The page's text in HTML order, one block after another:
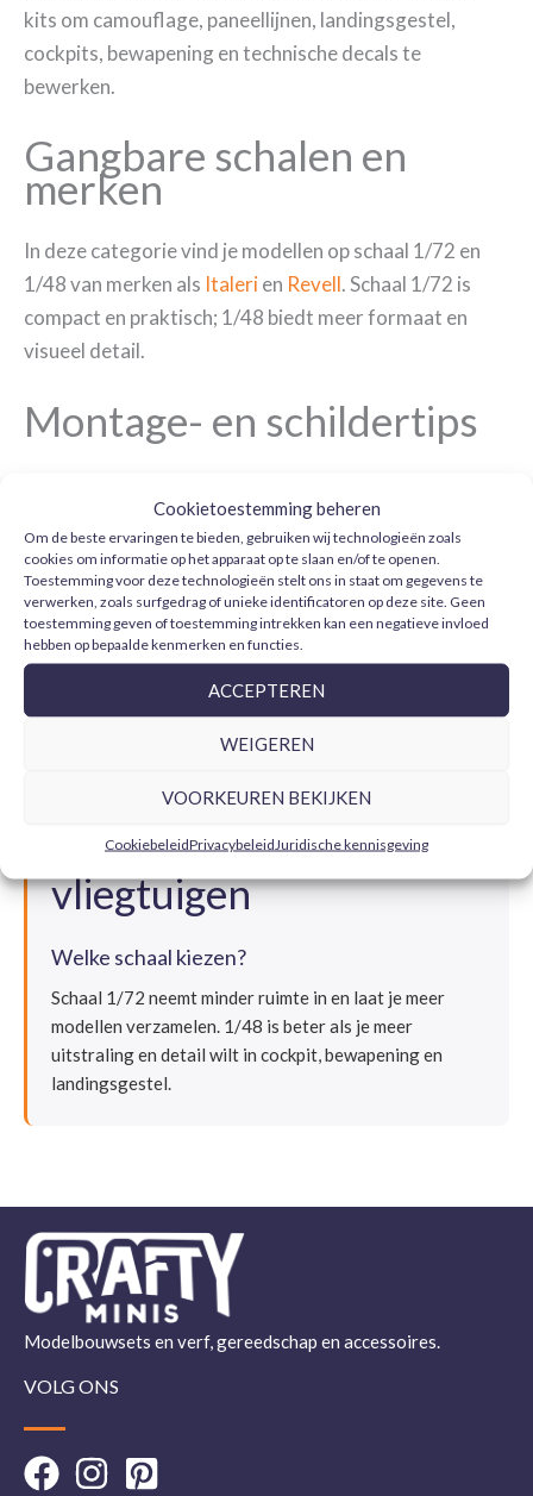
Cookietoestemming beheren
Om de beste ervaringen te bieden, gebruiken wij technologieën zoals
cookies om informatie op het apparaat op te slaan en/of te openen.
Toestemming voor deze technologieën stelt ons in staat om gegevens te
verwerken, zoals surfgedrag of unieke identificatoren op deze site. Geen
toestemming geven of toestemming intrekken kan een negatieve invloed
hebben op bepaalde kenmerken en functies.
ACCEPTEREN
WEIGEREN
VOORKEUREN BEKIJKEN
CookiebeleidPrivacybeleid Juridische kennisgeving
kits om camouflage, paneellijnen, landingsgestel,
cockpits, bewapening en technische decals te
bewerken.
Gangbare schalen en
merken
In deze categorie vind je modellen op schaal 1/72 en
1/48 van merken als Italerien Revell. Schaal 1/72 is
compact en praktisch; 1/48 biedt meer formaat en
visueel detail.
Montage- en schildertips
aan te raden de romp­verbindingen goed voor te
bereiden, cockpit en transparante zones te maskeren,
een fijne primer aan te brengen en de camouflage in
gecontroleerde lagen te bewerken. Je kunt de
bestelling aanvullen metmaskeertape
Veelgestelde vragen
over militaire
vliegtuigen
Welke schaal kiezen?
Schaal 1/72 neemt minder ruimte in en laat je meer
modellen verzamelen. 1/48 is beter als je meer
uitstraling en detail wilt in cockpit, bewapening en
landingsgestel.
Modelbouwsets en verf, gereedschap en accessoires.
VOLG ONS